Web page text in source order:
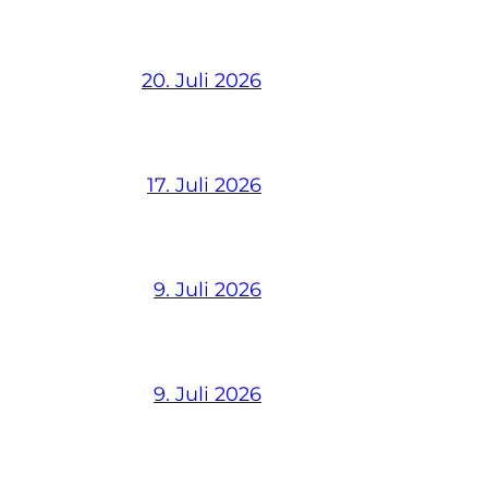
20. Juli 2026
17. Juli 2026
9. Juli 2026
9. Juli 2026